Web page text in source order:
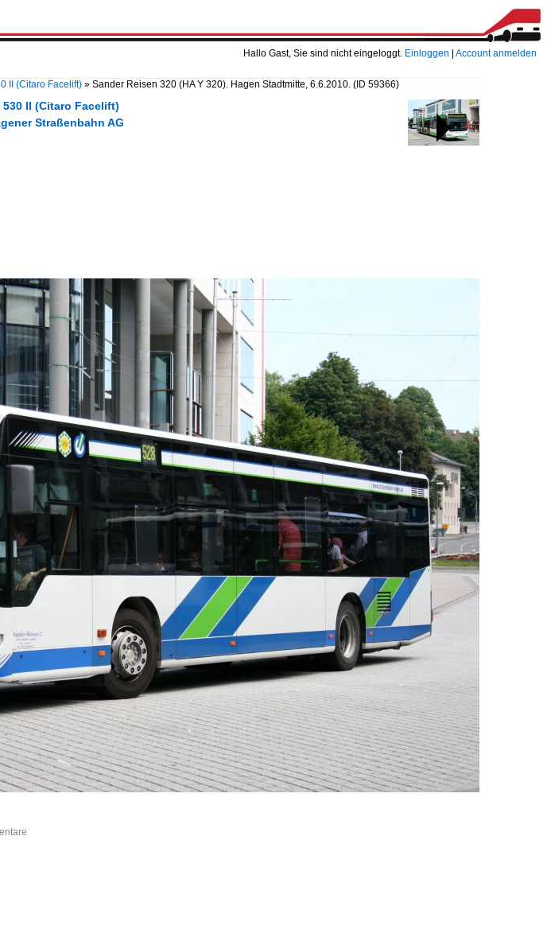
Hallo Gast, Sie sind nicht eingeloggt. Einloggen Account anmelden
II (Citaro Facelift) » Sander Reisen 320 (HA Y 320). Hagen Stadtmitte, 6.6.2010. (ID 59366)
II (Citaro Facelift)
Straßenbahn AG